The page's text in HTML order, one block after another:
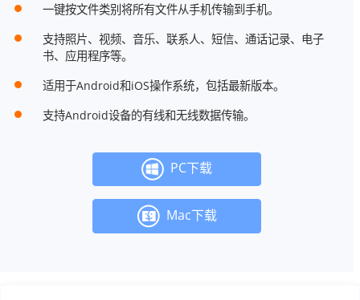
一键按文件类别将所有文件从手机传输到手机。
支持照片、视频、音乐、联系人、短信、通话记录、电子
书、应用程序等。
适用于Android和iOS操作系统，包括最新版本。
支持Android设备的有线和无线数据传输。
PC下载
Mac下载